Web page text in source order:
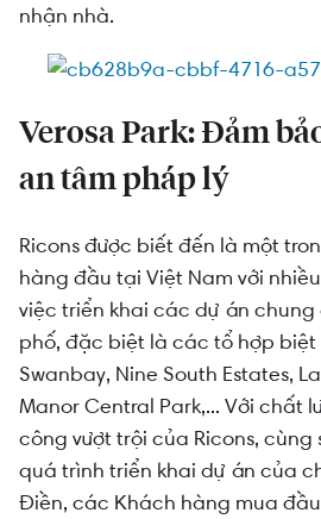
nhận nhà.
Verosa Park: Đảm
an tâm pháp lý
Ricons được biết đến là một
hàng đầu tại Việt Nam với
việc triển khai các dự án
phố, đặc biệt là các tổ hợp biệt
Swanbay, Nine South Estates,
Manor Central Park,... Với chất
công vượt trội của Ricons, cùng
quá trình triển khai dự án của
Điền, các Khách hàng mua